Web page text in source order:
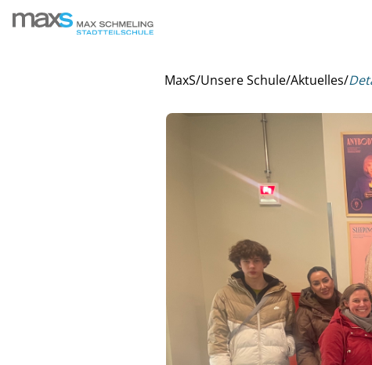
MaxS/Unsere Schule/Aktuelles/